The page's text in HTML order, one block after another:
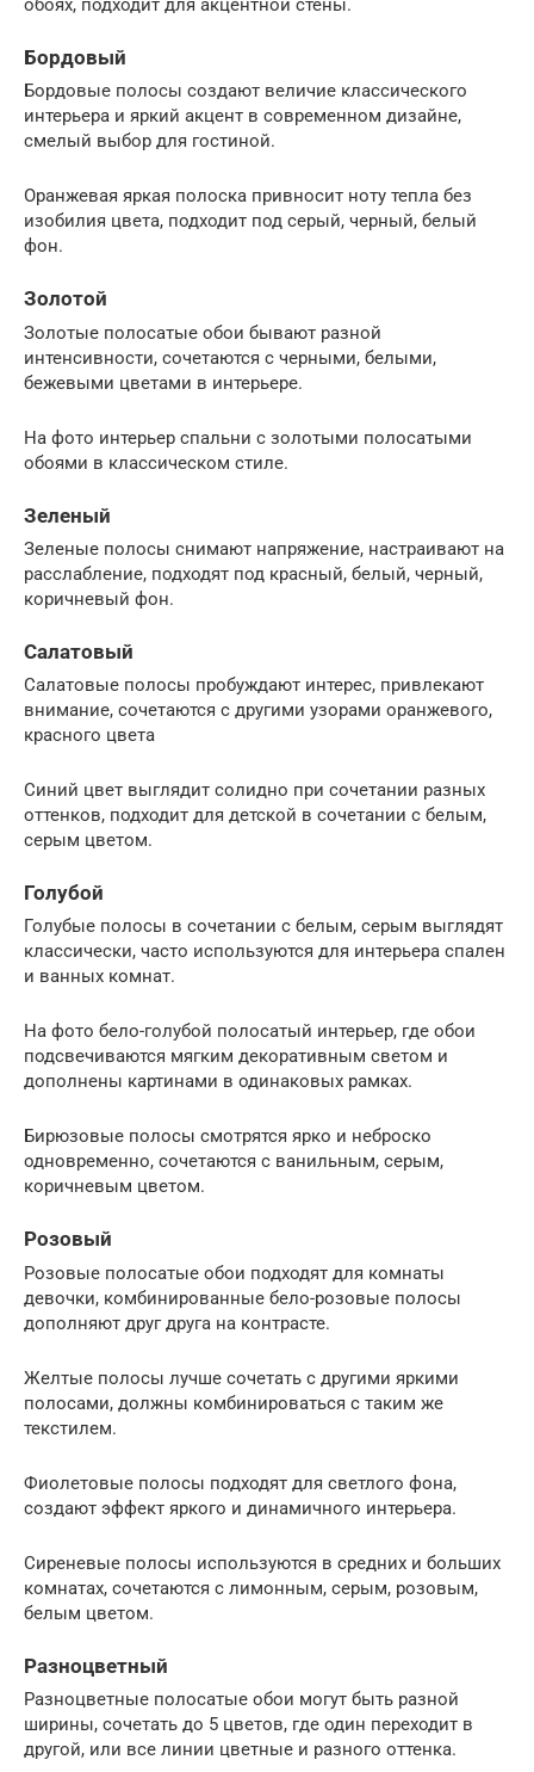
обоях, подходит для акцентной стены.
Бордовый
Бордовые полосы создают величие классического
интерьера и яркий акцент в современном дизайне,
смелый выбор для гостиной.
Оранжевая яркая полоска привносит ноту тепла без
изобилия цвета, подходит под серый, черный, белый
фон.
Золотой
Золотые полосатые обои бывают разной
интенсивности, сочетаются с черными, белыми,
бежевыми цветами в интерьере.
На фото интерьер спальни с золотыми полосатыми
обоями в классическом стиле.
Зеленый
Зеленые полосы снимают напряжение, настраивают на
расслабление, подходят под красный, белый, черный,
коричневый фон.
Салатовый
Салатовые полосы пробуждают интерес, привлекают
внимание, сочетаются с другими узорами оранжевого,
красного цвета
Синий цвет выглядит солидно при сочетании разных
оттенков, подходит для детской в сочетании с белым,
серым цветом.
Голубой
Голубые полосы в сочетании с белым, серым выглядят
классически, часто используются для интерьера спален
и ванных комнат.
На фото бело-голубой полосатый интерьер, где обои
подсвечиваются мягким декоративным светом и
дополнены картинами в одинаковых рамках.
Бирюзовые полосы смотрятся ярко и неброско
одновременно, сочетаются с ванильным, серым,
коричневым цветом.
Розовый
Розовые полосатые обои подходят для комнаты
девочки, комбинированные бело-розовые полосы
дополняют друг друга на контрасте.
Желтые полосы лучше сочетать с другими яркими
полосами, должны комбинироваться с таким же
текстилем.
Фиолетовые полосы подходят для светлого фона,
создают эффект яркого и динамичного интерьера.
Сиреневые полосы используются в средних и больших
комнатах, сочетаются с лимонным, серым, розовым,
белым цветом.
Разноцветный
Разноцветные полосатые обои могут быть разной
ширины, сочетать до 5 цветов, где один переходит в
другой, или все линии цветные и разного оттенка.